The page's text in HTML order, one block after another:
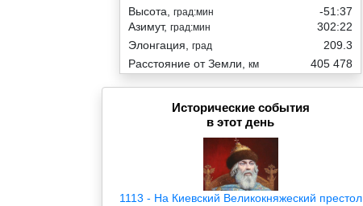
Высота, град:мин
Азимут, град:мин
-51:37
302:22
Элонгация, град
209.3
Расстояние от Земли, км 405 478
Исторические события
в этот день
1113 - На Киевский Великокняжеский престол